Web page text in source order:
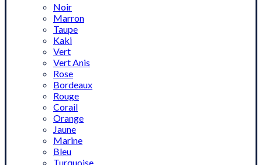
Noir
Marron
Taupe
Kaki
Vert
Vert Anis
Rose
Bordeaux
Rouge
Corail
Orange
Jaune
Marine
Bleu
Turquoise